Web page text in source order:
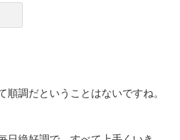
順調だということはないですね。